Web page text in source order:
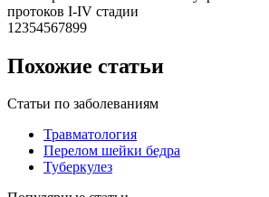
протоков I-IV стадии
12354567899
Похожие статьи
Статьи по заболеваниям
Травматология
Перелом шейки бедра
Туберкулез